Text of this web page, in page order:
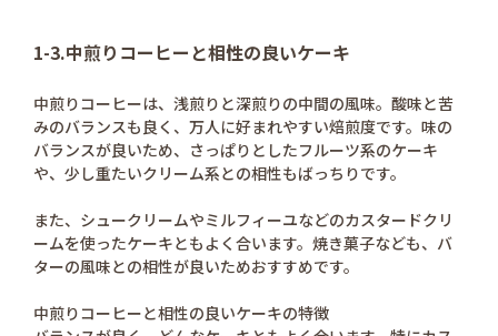
1-3.中煎りコーヒーと相性の良いケーキ
中煎りコーヒーは、浅煎りと深煎りの中間の風味。酸味と苦
みのバランスも良く、万人に好まれやすい焙煎度です。味の
バランスが良いため、さっぱりとしたフルーツ系のケーキ
や、少し重たいクリーム系との相性もばっちりです。
また、シュークリームやミルフィーユなどのカスタードクリ
ームを使ったケーキともよく合います。焼き菓子なども、バ
ターの風味との相性が良いためおすすめです。
中煎りコーヒーと相性の良いケーキの特徴